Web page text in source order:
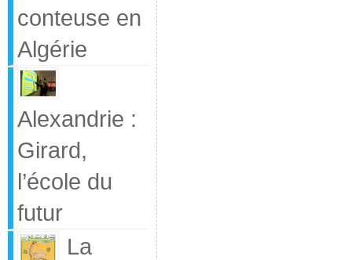
conteuse en
Algérie
Alexandrie :
Girard,
l’école du
futur
La